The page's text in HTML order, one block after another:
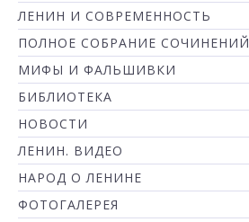
ЛЕНИН И СОВРЕМЕННОСТЬ
ПОЛНОЕ СОБРАНИЕ СОЧИНЕНИЙ
МИФЫ И ФАЛЬШИВКИ
БИБЛИОТЕКА
НОВОСТИ
ЛЕНИН. ВИДЕО
НАРОД О ЛЕНИНЕ
ФОТОГАЛЕРЕЯ